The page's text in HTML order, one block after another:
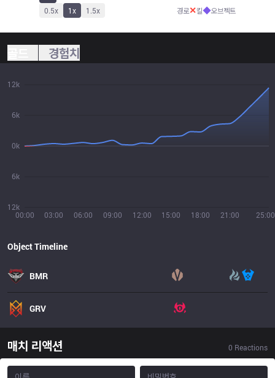
0.5x 1x 1.5x 경로✕킬◆오브젝트
경험치
00:00 03:00 06:00 09:00 12:00 15:00 18:00 21:00 25:00
12k
6k
0k
6k
12k
Object Timeline
BMR
GRV
매치 리액션 0 Reactions